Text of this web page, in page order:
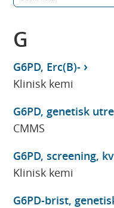
G
G6PD, Erc(B)-
Klinisk kemi
G6PD, genetisk
CMMS
G6PD, screening,
Klinisk kemi
G6PD-brist,